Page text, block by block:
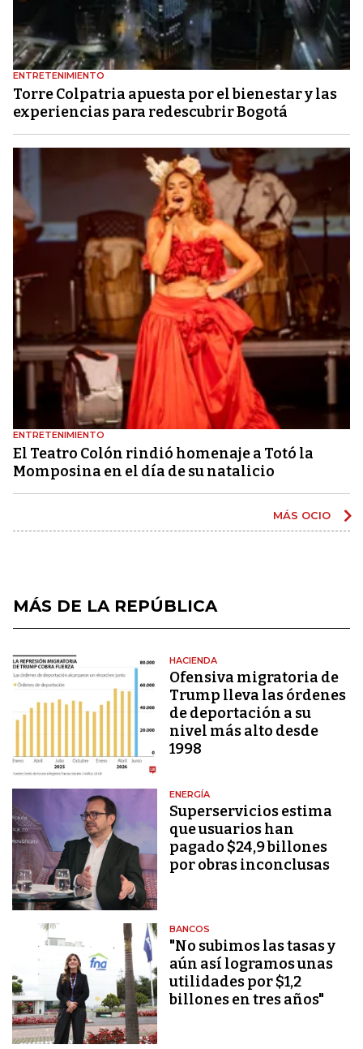
ENTRETENIMIENTO
Torre Colpatria apuesta por el bienestar y las
experiencias para redescubrir Bogotá
ENTRETENIMIENTO
El Teatro Colón rindió homenaje a Totó la
Momposina en el día de su natalicio
MÁS OCIO
MÁS DE LA REPÚBLICA
HACIENDA
Ofensiva migratoria de
Trump lleva las órdenes
de deportación a su
nivel más alto desde
1998
ENERGÍA
Superservicios estima
que usuarios han
pagado $24,9 billones
por obras inconclusas
BANCOS
"No subimos las tasas y
aún así logramos unas
utilidades por $1,2
billones en tres años"